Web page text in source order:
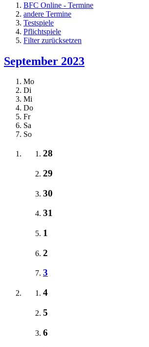
BFC Online - Termine
andere Termine
Testspiele
Pflichtspiele
Filter zurücksetzen
September 2023
Mo
Di
Mi
Do
Fr
Sa
So
28
29
30
31
1
2
3
4
5
6